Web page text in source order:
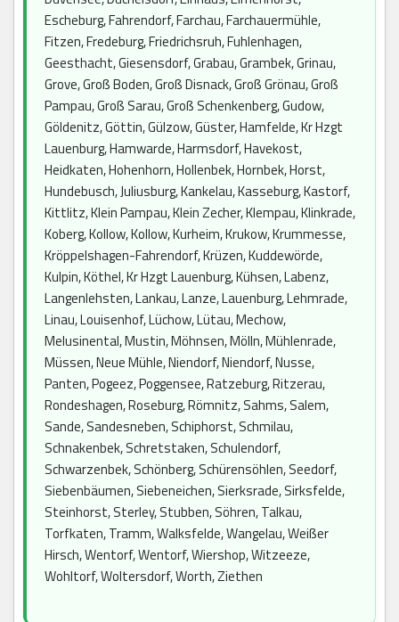
Escheburg, Fahrendorf, Farchau, Farchauermühle,
Fitzen, Fredeburg, Friedrichsruh, Fuhlenhagen,
Geesthacht, Giesensdorf, Grabau, Grambek, Grinau,
Grove, Groß Boden, Groß Disnack, Groß Grönau, Groß
Pampau, Groß Sarau, Groß Schenkenberg, Gudow,
Göldenitz, Göttin, Gülzow, Güster, Hamfelde, Kr Hzgt
Lauenburg, Hamwarde, Harmsdorf, Havekost,
Heidkaten, Hohenhorn, Hollenbek, Hornbek, Horst,
Hundebusch, Juliusburg, Kankelau, Kasseburg, Kastorf,
Kittlitz, Klein Pampau, Klein Zecher, Klempau, Klinkrade,
Koberg, Kollow, Kollow, Kurheim, Krukow, Krummesse,
Kröppelshagen-Fahrendorf, Krüzen, Kuddewörde,
Kulpin, Köthel, Kr Hzgt Lauenburg, Kühsen, Labenz,
Langenlehsten, Lankau, Lanze, Lauenburg, Lehmrade,
Linau, Louisenhof, Lüchow, Lütau, Mechow,
Melusinental, Mustin, Möhnsen, Mölln, Mühlenrade,
Müssen, Neue Mühle, Niendorf, Niendorf, Nusse,
Panten, Pogeez, Poggensee, Ratzeburg, Ritzerau,
Rondeshagen, Roseburg, Römnitz, Sahms, Salem,
Sande, Sandesneben, Schiphorst, Schmilau,
Schnakenbek, Schretstaken, Schulendorf,
Schwarzenbek, Schönberg, Schürensöhlen, Seedorf,
Siebenbäumen, Siebeneichen, Sierksrade, Sirksfelde,
Steinhorst, Sterley, Stubben, Söhren, Talkau,
Torfkaten, Tramm, Walksfelde, Wangelau, Weißer
Hirsch, Wentorf, Wentorf, Wiershop, Witzeeze,
Wohltorf, Woltersdorf, Worth, Ziethen